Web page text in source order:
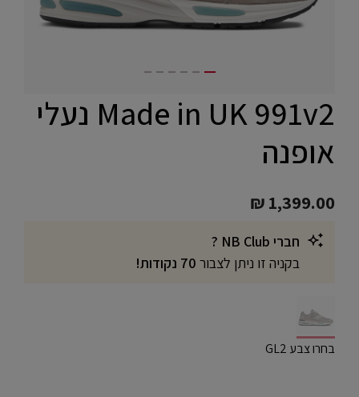
Made in UK 991v2 נעלי
אופנה
₪ 1,399.00
חברי NB Club ?
בקניה זו ניתן לצבור
selected
בחרו צבע GL2